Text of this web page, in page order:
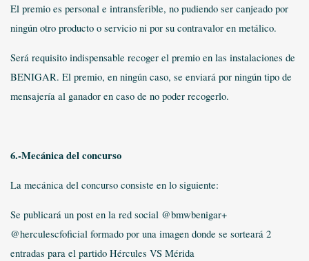
El premio es personal e intransferible, no pudiendo ser canjeado por
ningún otro producto o servicio ni por su contravalor en metálico.
Será requisito indispensable recoger el premio en las instalaciones de
BENIGAR. El premio, en ningún caso, se enviará por ningún tipo de
mensajería al ganador en caso de no poder recogerlo.
6.-Mecánica del concurso
La mecánica del concurso consiste en lo siguiente:
Se publicará un post en la red social @bmwbenigar+
@herculescfoficial formado por una imagen donde se sorteará 2
entradas para el partido Hércules VS Mérida